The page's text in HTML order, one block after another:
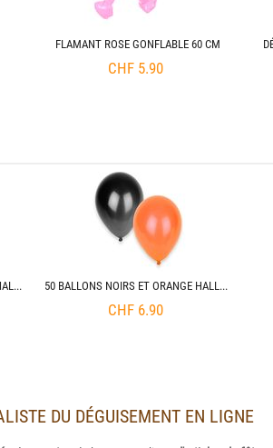
FLAMANT ROSE GONFLABLE 60 CM
CHF 5.90
50 SACS À BONBONS CITROUILLE HALLOWEEN 50 BALLONS NOIRS ET ORANGE HALLOWEEN
CHF 6.90
DU DÉGUISEMENT EN LIGNE